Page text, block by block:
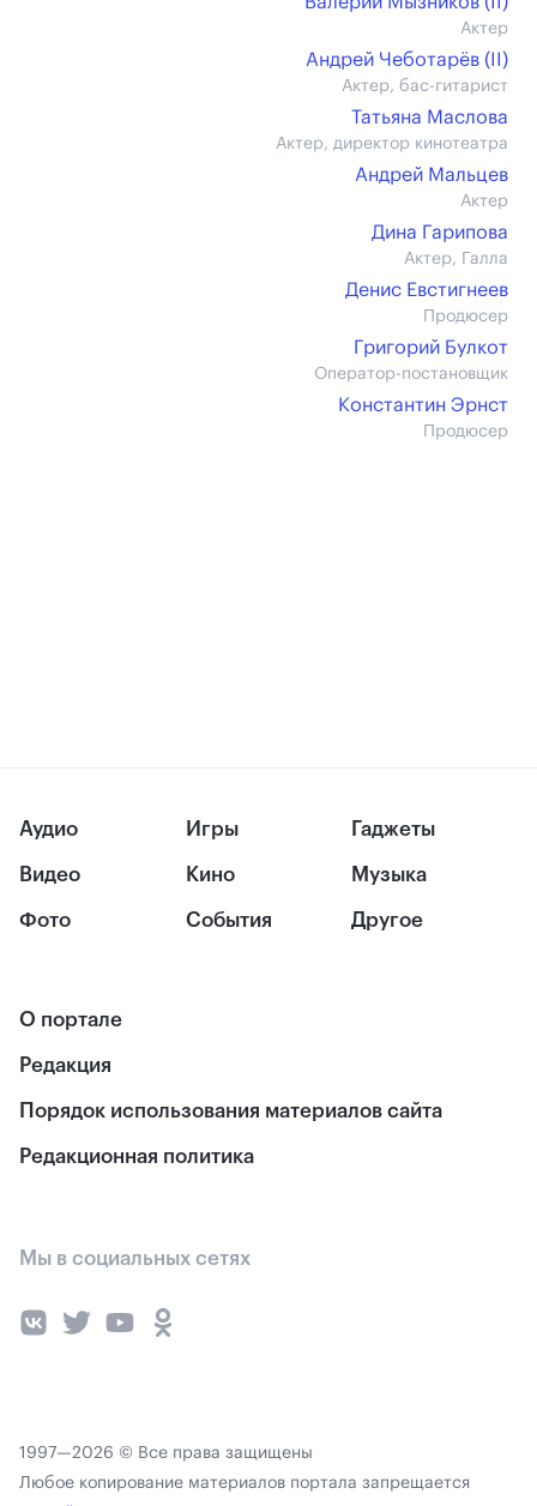
Актер
Андрей Чеботарёв (II)
Актер, бас-гитарист
Татьяна Маслова
Актер, директор кинотеатра
Андрей Мальцев
Актер
Дина Гарипова
Актер, Галла
Денис Евстигнеев
Продюсер
Григорий Булкот
Оператор-постановщик
Константин Эрнст
Продюсер
Аудио
Видео
Фото
Игры
Кино
События
Гаджеты
Музыка
Другое
О портале
Редакция
Порядок использования материалов сайта
Редакционная политика
Мы в социальных сетях
1997—2026 © Все права защищены
Любое копирование материалов портала запрещается